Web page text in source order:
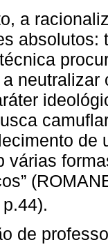
a
de
várias
p.44).
de